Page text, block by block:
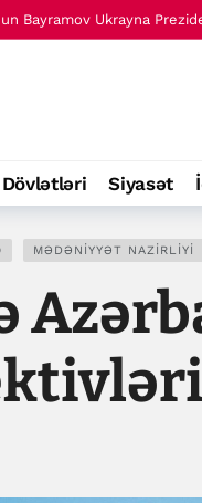
Siyasət
MƏDƏNIYYƏT NAZIRLIYI